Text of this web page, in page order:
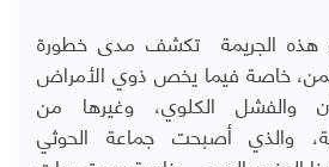
هذه الجريمة تكشف مدى خطورة
خاصة فيما يخص ذوي الأمراض
والفشل الكلوي، وغيرها من
والذي أصبحت جماعة الحوثي